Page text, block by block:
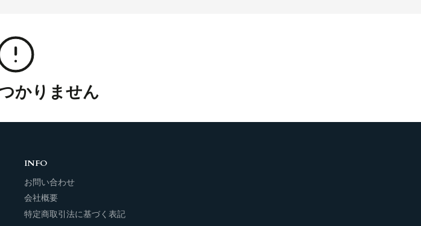
かりません
INFO
お問い合わせ
会社概要
特定商取引法に基づく表記